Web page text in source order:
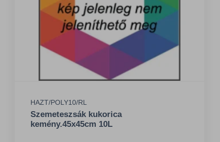
HAZT/POLY10/RL
Szemeteszsák kukorica
kemény.45x45cm 10L